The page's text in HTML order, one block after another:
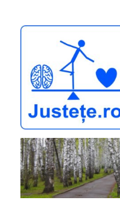
JUSTEȚE